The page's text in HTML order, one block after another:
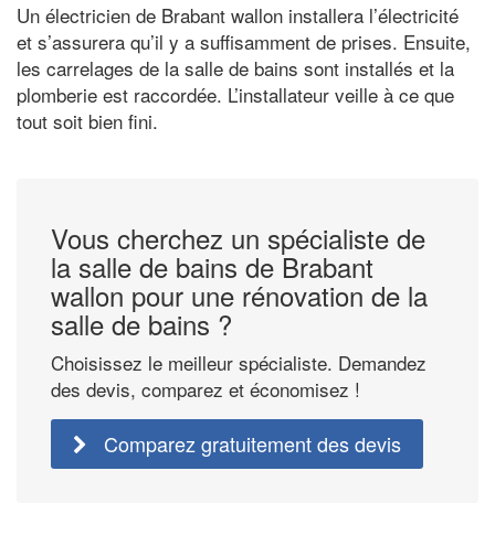
Un électricien de Brabant wallon installera l’électricité
et s’assurera qu’il y a suffisamment de prises. Ensuite,
les carrelages de la salle de bains sont installés et la
plomberie est raccordée. L’installateur veille à ce que
tout soit bien fini.
Vous cherchez un spécialiste de
la salle de bains de Brabant
wallon pour une rénovation de la
salle de bains ?
Choisissez le meilleur spécialiste. Demandez
des devis, comparez et économisez !
Comparez gratuitement des devis